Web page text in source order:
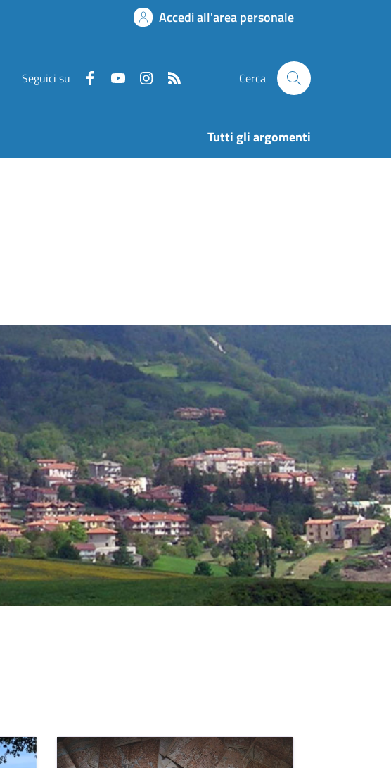
Accedi all'area personale
Seguici su Cerca
Tutti gli argomenti